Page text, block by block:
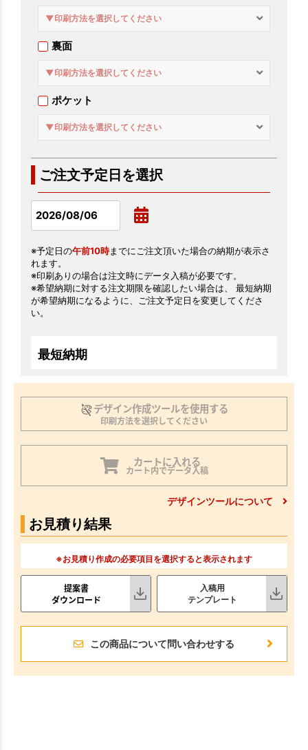
▼印刷方法を選択してください
裏面
▼印刷方法を選択してください
ポケット
▼印刷方法を選択してください
ご注文予定日を選択
※予定日の午前10時までにご注文頂いた場合の納期が表示さ
れます。
※印刷ありの場合は注文時にデータ入稿が必要です。
※希望納期に対する注文期限を確認したい場合は、 最短納期
が希望納期になるように、ご注文予定日を変更してくださ
い。
最短納期
デザイン作成ツールを使用する
印刷方法を選択してください
カートに入れる
カート内でデータ入稿
デザインツールについて
お見積り結果
※お見積り作成の必要項目を選択すると表示されます
提案書
ダウンロード
入稿用
テンプレート
この商品について問い合わせする